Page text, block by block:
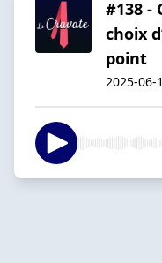
#138 -
choix
point
2025-06-